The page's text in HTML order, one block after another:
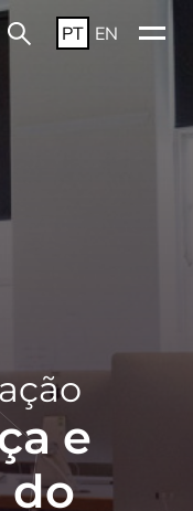
PT EN
e
do